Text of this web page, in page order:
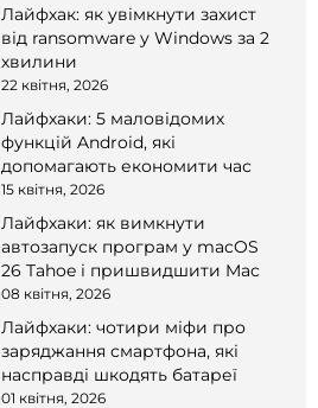
Лайфхак: як увімкнути захист
від ransomware у Windows за 2
хвилини
22 квітня, 2026
Лайфхаки: 5 маловідомих
функцій Android, які
допомагають економити час
15 квітня, 2026
Лайфхаки: як вимкнути
автозапуск програм у macOS
26 Tahoe і пришвидшити Mac
08 квітня, 2026
Лайфхаки: чотири міфи про
заряджання смартфона, які
насправді шкодять батареї
01 квітня, 2026